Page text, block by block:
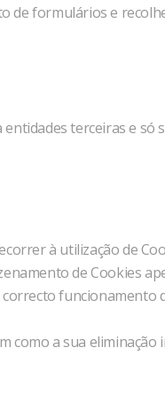
de formulários e
terceiras e só
à utilização de
de Cookies
funcionamento
como a sua eliminação